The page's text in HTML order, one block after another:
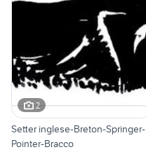
2
Setter inglese-Breton-Springer-
Pointer-Bracco